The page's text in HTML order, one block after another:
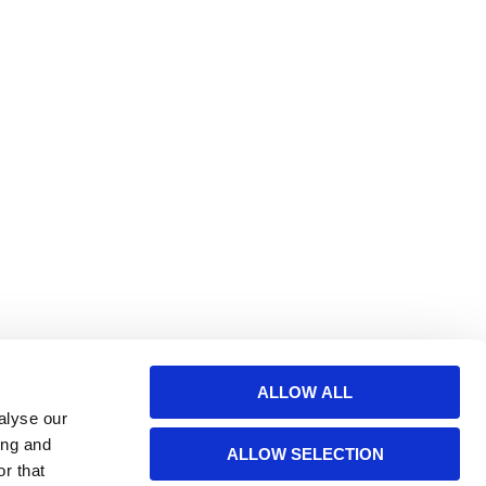
our
and
that
ALLOW ALL
ALLOW SELECTION
för privatpersoner vid köp över 490 kr.